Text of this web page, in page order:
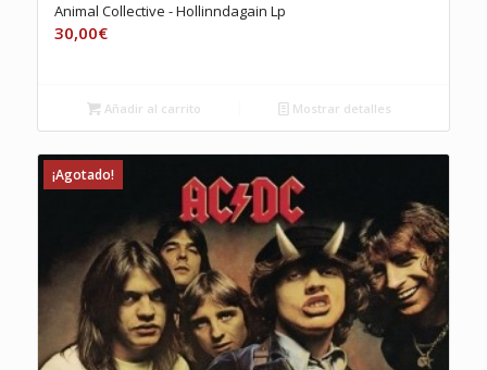
Animal Collective ‎- Hollinndagain Lp
30,00€
Añadir al carrito Mostrar detalles
¡Agotado!